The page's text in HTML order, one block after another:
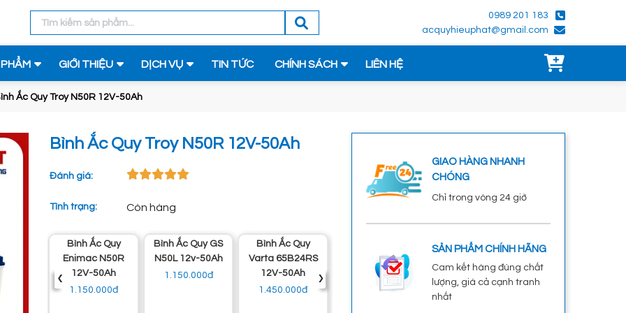
0989 201 183
acquyhieuphat@gmail.com
GIỚI THIỆU DỊCH VỤ TIN TỨC CHÍNH SÁCH LIÊN HỆ
Ắc Quy Troy N50R 12V-50Ah
Bình Ắc Quy Troy N50R 12V-50Ah
Đánh giá:
Tình trạng: Còn hàng
Đồng
Bình Ắc Quy
Enimac N50R
12V-50Ah
1.150.000đ
Bình Ắc Quy GS
N50L 12v-50Ah
1.150.000đ
Bình Ắc Quy
Varta 65B24RS
12V-50Ah
1.450.000đ
‹ ›
GIAO HÀNG NHANH
CHÓNG
Chỉ trong vòng 24 giờ
SẢN PHẨM CHÍNH HÃNG
Cam kết hàng đúng chất
lượng, giá cả cạnh tranh
nhất